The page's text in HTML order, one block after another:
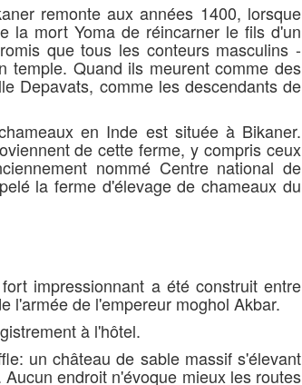
remonte aux années 1400, lorsque
la mort Yoma de réincarner le fils d'un
que tous les conteurs masculins -
temple. Quand ils meurent comme des
Depavats, comme les descendants de
en Inde est située à Bikaner.
de cette ferme, y compris ceux
nommé Centre national de
la ferme d'élevage de chameaux du
impressionnant a été construit entre
l'armée de l'empereur moghol Akbar.
à l'hôtel.
un château de sable massif s'élevant
endroit n'évoque mieux les routes